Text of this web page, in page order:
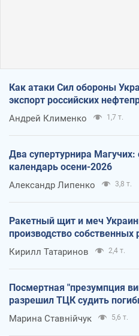
Как атаки Сил обороны
экспорт российских
Андрей Клименко 1,7 т.
Два супертурнира Магучих:
календарь осени-2026
Александр Липенко 3,8 т.
Ракетный щит и меч
производство собственных
Кирилл Татаринов 2,4 т.
Посмертная "презумпция
разрешил ТЦК судить
Марина Ставнійчук 5,6 т.